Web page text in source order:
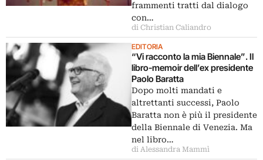
frammenti tratti dal dialogo
con…
di Christian Caliandro
EDITORIA
“Vi racconto la mia Biennale”. Il
libro-memoir dell’ex presidente
Paolo Baratta
Dopo molti mandati e
altrettanti successi, Paolo
Baratta non è più il presidente
della Biennale di Venezia. Ma
nel libro…
di Alessandra Mammì